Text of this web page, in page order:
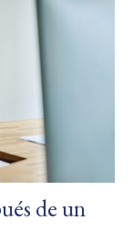
de un